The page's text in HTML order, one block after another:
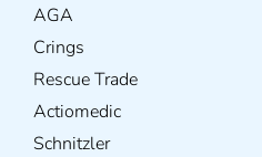
AGA
Crings
Rescue Trade
Actiomedic
Schnitzler